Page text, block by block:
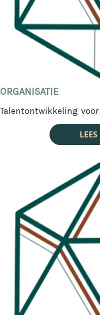
ORGANISATIE
Talentontwikkeling